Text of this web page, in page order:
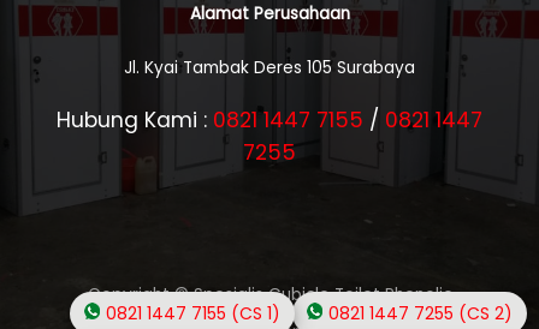
Alamat Perusahaan
Jl. Kyai Tambak Deres 105 Surabaya
0821 1447 7255 (CS 2)
0821 1447 7155 (CS 1)
Hubung Kami : 0821 1447 7155 / 0821 1447
7255
Copyright © Spesialis Cubicle Toilet Phenolic